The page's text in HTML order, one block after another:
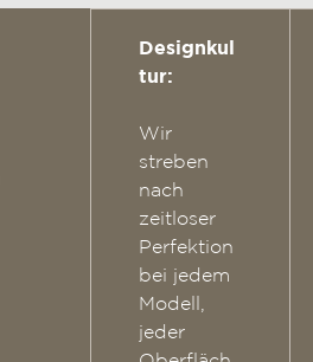
Designkul
tur:
Wir
streben
nach
zeitloser
Perfektion
bei jedem
Modell,
jeder